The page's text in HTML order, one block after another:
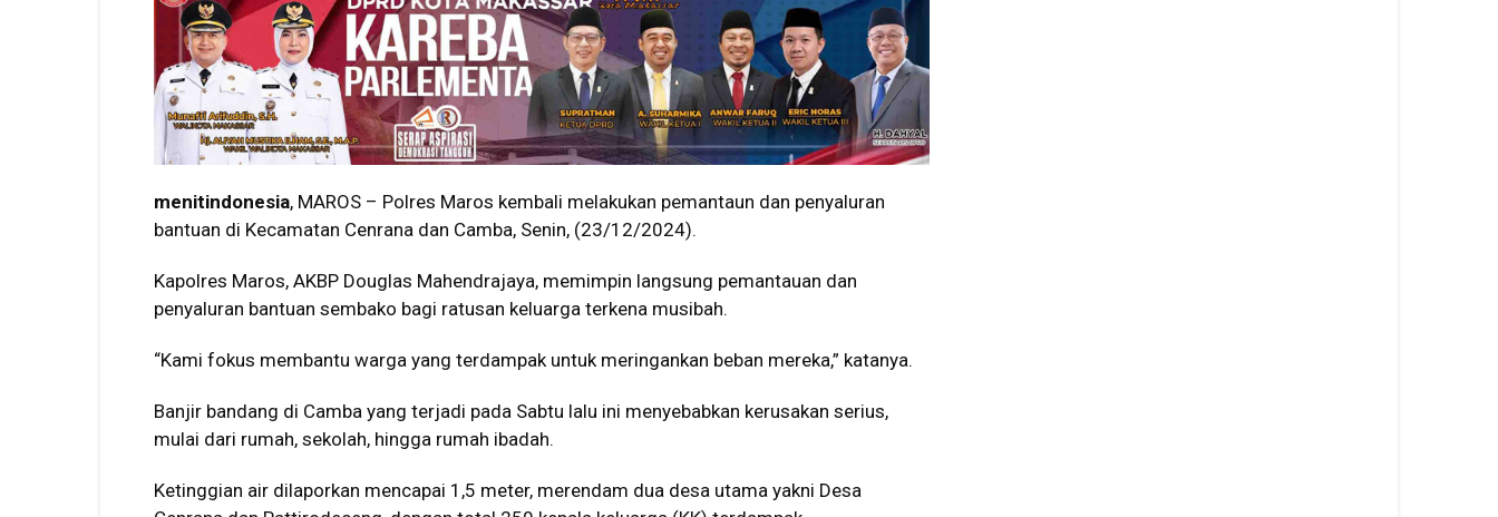
menitindonesia, MAROS – Polres Maros kembali melakukan pemantaun dan penyaluran
bantuan di Kecamatan Cenrana dan Camba, Senin, (23/12/2024).
Kapolres Maros, AKBP Douglas Mahendrajaya, memimpin langsung pemantauan dan
penyaluran bantuan sembako bagi ratusan keluarga terkena musibah.
“Kami fokus membantu warga yang terdampak untuk meringankan beban mereka,” katanya.
Banjir bandang di Camba yang terjadi pada Sabtu lalu ini menyebabkan kerusakan serius,
mulai dari rumah, sekolah, hingga rumah ibadah.
Ketinggian air dilaporkan mencapai 1,5 meter, merendam dua desa utama yakni Desa